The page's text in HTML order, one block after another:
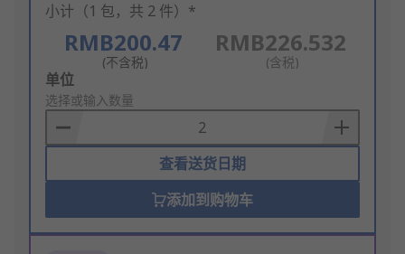
小计（1 包，共 2 件）*
RMB200.47
(不含税)
RMB226.532
(含税)
Add
to
Basket
单位
选择或输入数量
查看送货日期
添加到购物车